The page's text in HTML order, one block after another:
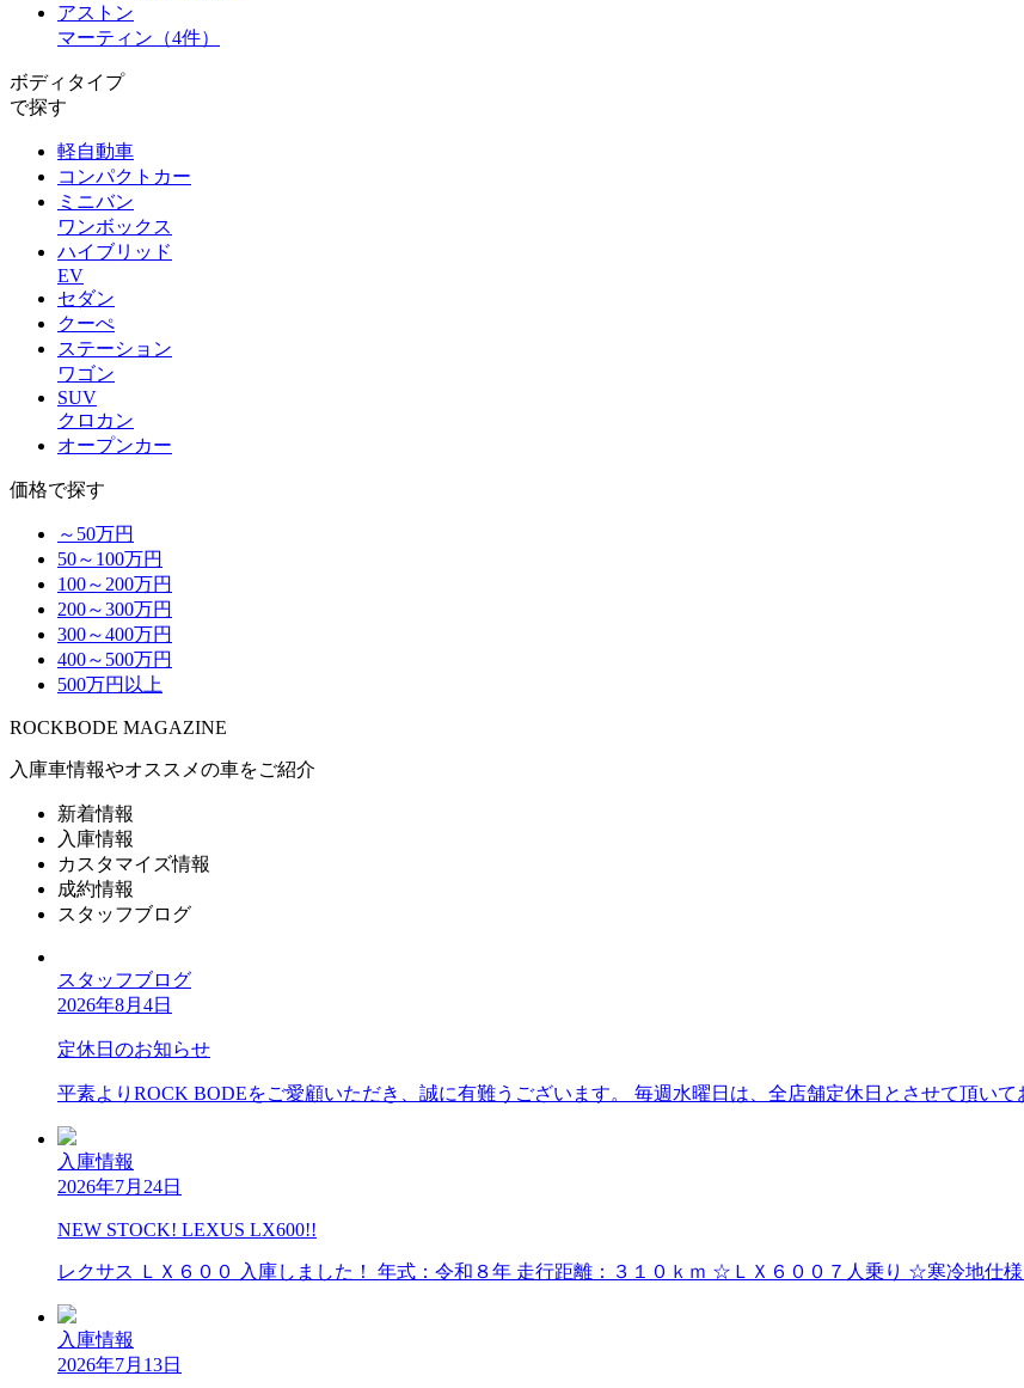
アストン
マーティン （4件）
ボディタイプ
で探す
軽自動車
コンパクトカー
ミニバン
ワンボックス
ハイブリッド
EV
セダン
クーぺ
ステーション
ワゴン
SUV
クロカン
オープンカー
価格で探す
～50万円
50～100万円
100～200万円
200～300万円
300～400万円
400～500万円
500万円以上
ROCKBODE MAGAZINE
入庫車情報やオススメの車をご紹介
新着情報
入庫情報
カスタマイズ情報
成約情報
スタッフブログ
スタッフブログ
2026年8月4日
定休日のお知らせ
平素よりROCK BODEをご愛顧いただき、誠に有難うございます。 毎週水曜日は、全店舗定休日とさせて頂い
入庫情報
2026年7月24日
NEW STOCK! LEXUS LX600!!
レクサス ＬＸ６００ 入庫しました！ 年式：令和８年 走行距離：３１０ｋｍ ☆ＬＸ６００７人乗り ☆寒冷地仕
入庫情報
2026年7月13日